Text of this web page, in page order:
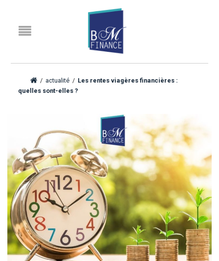
/ actualité / Les rentes viagères financières :
quelles sont-elles ?